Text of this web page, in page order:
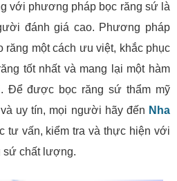
với phương pháp bọc răng sứ là
đánh giá cao. Phương pháp
răng một cách ưu việt, khắc phục
tốt nhất và mang lại một hàm
Để được bọc răng sứ thẩm mỹ
uy tín, mọi người hãy đến Nha
tư vấn, kiểm tra và thực hiện với
sứ chất lượng.